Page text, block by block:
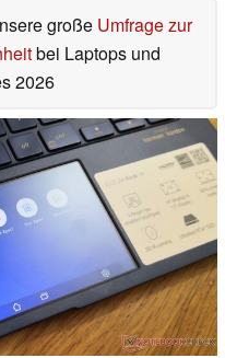
große Umfrage zur
bei Laptops und
2026